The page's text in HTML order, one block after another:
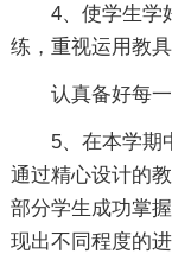
4、使学生学好
练，重视运用教
认真备好每一
5、在本学期中
通过精心设计的
部分学生成功掌
现出不同程度的进